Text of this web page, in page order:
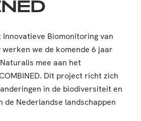
Biomonitoring van
werken we de komende 6 jaar
mee aan het
Dit project richt zich
in de biodiversiteit en
de Nederlandse landschappen